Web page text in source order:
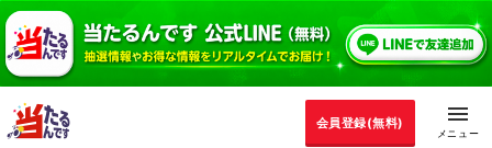
会員登録(無料)